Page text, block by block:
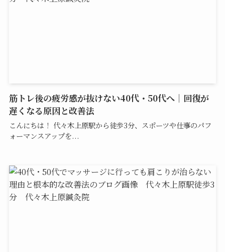
筋トレ後の疲労感が抜けない40代・50代へ｜回復が
遅くなる原因と改善法
こんにちは！ 代々木上原駅から徒歩3分、スポーツや仕事のパフ
ォーマンスアップを...